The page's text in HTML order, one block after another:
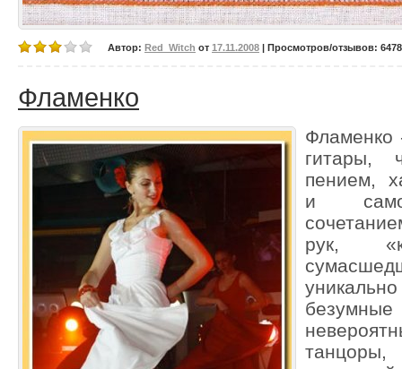
Автор: Red_Witch от 17.11.2008 | Просмотров/отзывов:
Фламенко
Фламенко
гитары,
пением,
и
рук,